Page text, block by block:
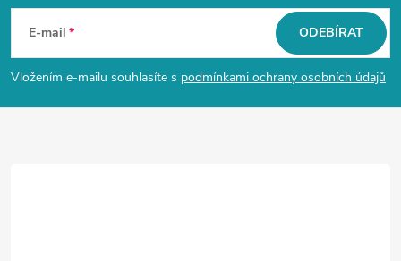
p
E-mail
Vložením e-mailu souhlasíte s podmínkami ochrany osobních údajů
ODEBÍRAT